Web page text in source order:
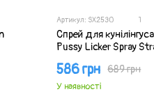
Артикул: SX2530 1
Спрей для
Pussy Licker Spray
29 мл
689 грн
586 грн
У наявності